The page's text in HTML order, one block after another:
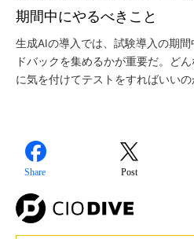
期間中にやるべきこと
生成AIの導入では、試験導入の期
ドバックを集めるかが重要だ。ど
に気を付けてテストをすればいいの
Share Post